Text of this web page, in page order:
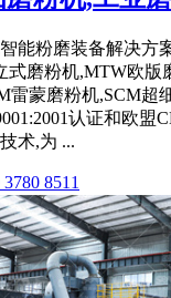
智能粉磨装备解决方
式磨粉机,MTW欧版
雷蒙磨粉机,SCM超
认证和欧盟
术,为 ...
8511